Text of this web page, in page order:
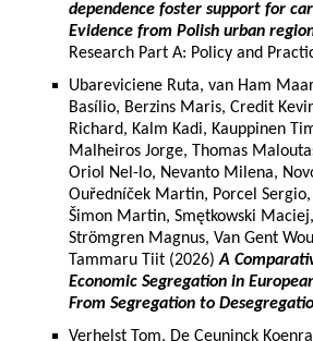
dependence foster support for
Evidence from Polish urban
Research Part A: Policy and
Ubareviciene Ruta, van Ham
Basílio, Berzins Maris, Credit
Richard, Kalm Kadi, Kauppinen
Malheiros Jorge, Thomas
Oriol Nel-lo, Nevanto Milena,
Ouředníček Martin, Porcel
Šimon Martin, Smętkowski
Strömgren Magnus, Van Gent
Tammaru Tiit (2026)A
Economic Segregation in
From Segregation to
Verhelst Tom, De Ceuninck